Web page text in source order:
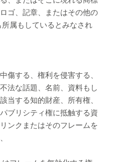
ゴ、記章、またはその他の
所属もしているとみなされ
傷する、権利を侵害する、
法な話題、名前、資料もし
当する知的財産、所有権、
ブリシティ権に抵触する資
ンクまたはそのフレームを